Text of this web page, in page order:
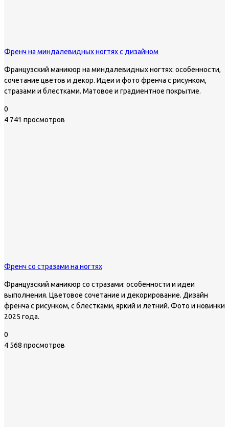
Френч на миндалевидных ногтях с дизайном
Французский маникюр на миндалевидных ногтях: особенности,
сочетание цветов и декор. Идеи и фото френча с рисунком,
стразами и блестками. Матовое и градиентное покрытие.
0
4 741 просмотров
Френч со стразами на ногтях
Французский маникюр со стразами: особенности и идеи
выполнения. Цветовое сочетание и декорирование. Дизайн
френча с рисунком, с блестками, яркий и летний. Фото и новинки
2025 года.
0
4 568 просмотров